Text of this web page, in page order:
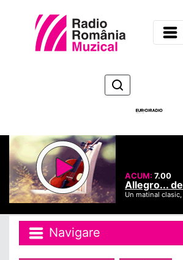
ACUM:7.00
Allegro...
Un matinal
Navigare